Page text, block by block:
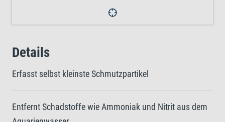
Details
Erfasst selbst kleinste Schmutzpartikel
Entfernt Schadstoffe wie Ammoniak und Nitrit aus dem